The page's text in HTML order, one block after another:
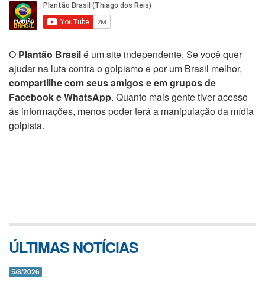
O Plantão Brasilé um site independente. Se você quer
ajudar na luta contra o golpismo e por um Brasil melhor,
compartilhe com seus amigos e em grupos de
Facebook e WhatsApp. Quanto mais gente tiver acesso
às informações, menos poder terá a manipulação da mídia
golpista.
ÚLTIMAS NOTÍCIAS
5/8/2026